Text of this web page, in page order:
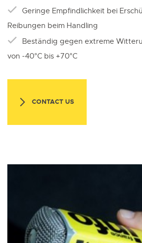
Geringe Empfindlichkeit bei
Reibungen beim Handling
Beständig gegen extreme
von -40°C bis +70°C
CONTACT US